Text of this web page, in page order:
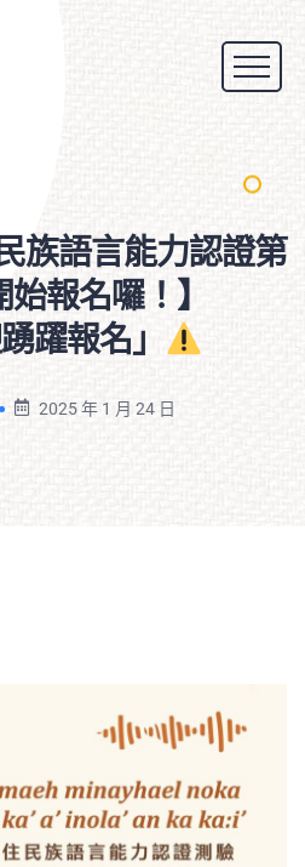
族語言能力認證第
報名囉！】
躍報名」
2025 年 1 月 24 日